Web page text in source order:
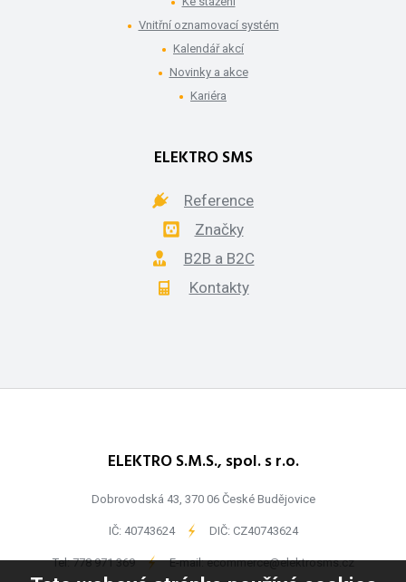
Vnitřní oznamovací systém
Kalendář akcí
Novinky a akce
Kariéra
ELEKTRO SMS
Reference
Značky
B2B a B2C
Kontakty
ELEKTRO S.M.S., spol. s r.o.
Dobrovodská 43, 370 06 České Budějovice
IČ: 40743624 - DIČ: CZ40743624
Tel:778 971 369 - E-mail:ecommerce@elektrosms.cz